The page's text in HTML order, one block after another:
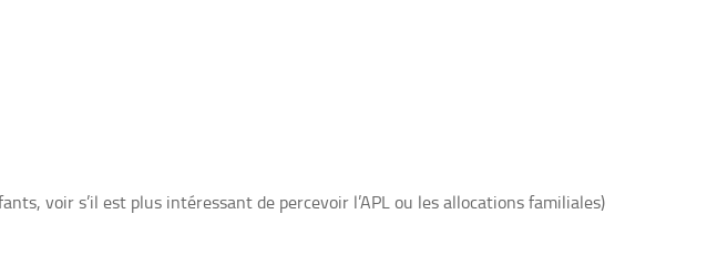
voir s’il est plus intéressant de percevoir l’APL ou les allocations familiales)